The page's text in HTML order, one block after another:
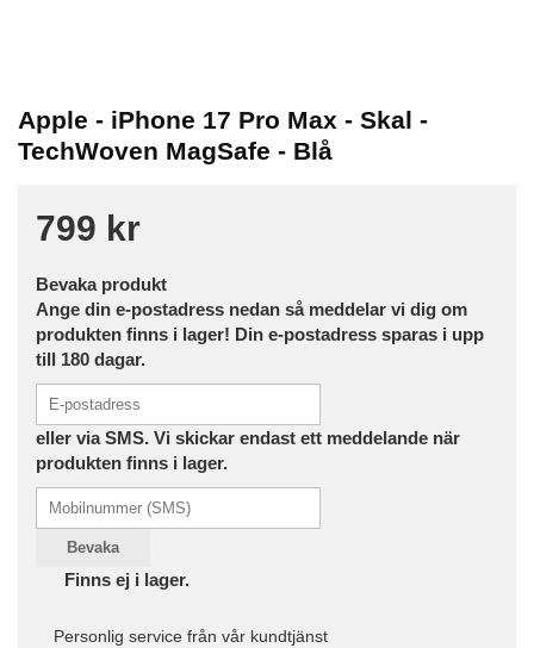
Apple - iPhone 17 Pro Max - Skal -
TechWoven MagSafe - Blå
799 kr
Bevaka produkt
Ange din e-postadress nedan så meddelar vi dig om
produkten finns i lager! Din e-postadress sparas i upp
till 180 dagar.
eller via SMS. Vi skickar endast ett meddelande när
produkten finns i lager.
Bevaka
Finns ej i lager.
Personlig service från vår kundtjänst